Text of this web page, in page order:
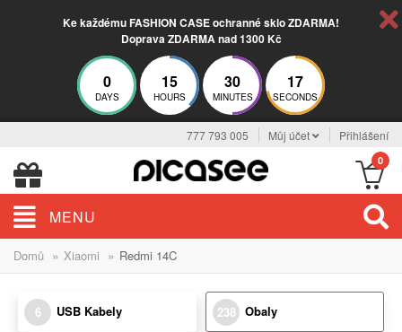
Ke každému FASHION CASE ochranné sklo ZDARMA!
Doprava ZDARMA nad 1300 Kč
0
DAYS
15
HOURS
30
MINUTES
16
SECONDS
777 793 005 Můj účet Přihlášení
0
MENU
Domů » Xiaomi » Redmi 14C
6 USB Kabely 238 Obaly